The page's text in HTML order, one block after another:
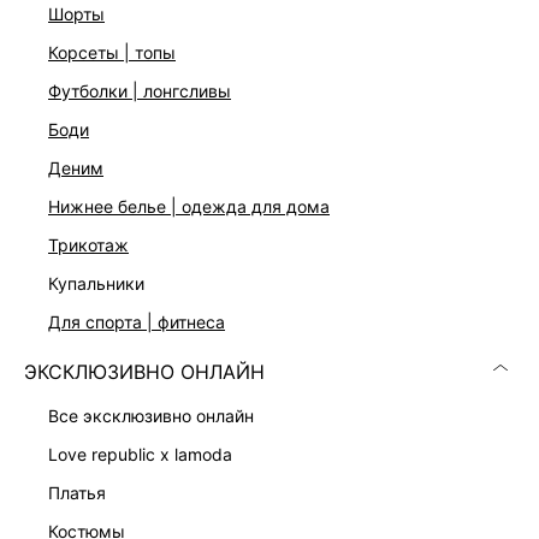
шорты
корсеты | топы
футболки | лонгсливы
боди
деним
нижнее белье | одежда для дома
трикотаж
купальники
для спорта | фитнеса
ЭКСКЛЮЗИВНО ОНЛАЙН
все эксклюзивно онлайн
love republic x lamoda
платья
костюмы
Скачать
КАТАЛОГ
КЛИЕНТАМ
ЛИЧНЫЙ КАБИНЕТ